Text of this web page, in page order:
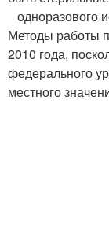
одноразового
Методы работы
2010 года,
федерального
местного